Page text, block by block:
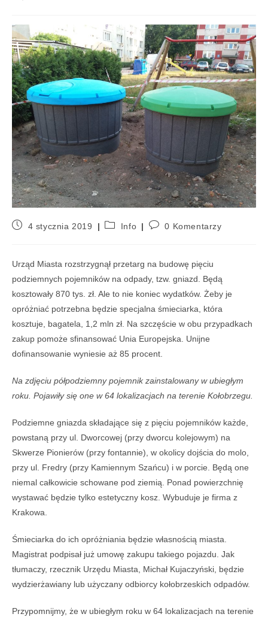
4 stycznia 2019 Info 0 Komentarzy
Urząd Miasta rozstrzygnął przetarg na budowę pięciu
podziemnych pojemników na odpady, tzw. gniazd. Będą
kosztowały 870 tys. zł. Ale to nie koniec wydatków. Żeby je
opróżniać potrzebna będzie specjalna śmieciarka, która
kosztuje, bagatela, 1,2 mln zł. Na szczęście w obu przypadkach
zakup pomoże sfinansować Unia Europejska. Unijne
dofinansowanie wyniesie aż 85 procent.
Na zdjęciu półpodziemny pojemnik zainstalowany w ubiegłym
roku. Pojawiły się one w 64 lokalizacjach na terenie Kołobrzegu.
Podziemne gniazda składające się z pięciu pojemników każde,
powstaną przy ul. Dworcowej (przy dworcu kolejowym) na
Skwerze Pionierów (przy fontannie), w okolicy dojścia do molo,
przy ul. Fredry (przy Kamiennym Szańcu) i w porcie. Będą one
niemal całkowicie schowane pod ziemią. Ponad powierzchnię
wystawać będzie tylko estetyczny kosz. Wybuduje je firma z
Krakowa.
Śmieciarka do ich opróżniania będzie własnością miasta.
Magistrat podpisał już umowę zakupu takiego pojazdu. Jak
tłumaczy, rzecznik Urzędu Miasta, Michał Kujaczyński, będzie
wydzierżawiany lub użyczany odbiorcy kołobrzeskich odpadów.
Przypomnijmy, że w ubiegłym roku w 64 lokalizacjach na terenie